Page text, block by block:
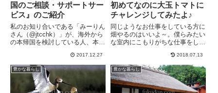
国のご相談・サポートサー
ビス』のご紹介
私のお知り合いである「みーりん
さん（@jtcchk）」が、海外から
の本帰国を検討している人、本帰
国ご相談・サポートサービス」を
始められたのでご紹介します。み
ーりんさんのホームページはこち
ら↓ （微力ながら私がホ...
2017.12.27
初めてなのに大玉トマトに
チャレンジしてみたよ♪
同じようなお仕事をしている方に
畑やるのはいいよ～。僕らみたい
な室内にこもりがちな仕事をして
と言っていて、僕も畑をやりたく
なったのですが、いきなり畑はハ
ードルが高いので、ベランダ菜園
から始めてみました。別件でホ
ー...
2018.07.13
豊かな暮らし 豊かな暮らし